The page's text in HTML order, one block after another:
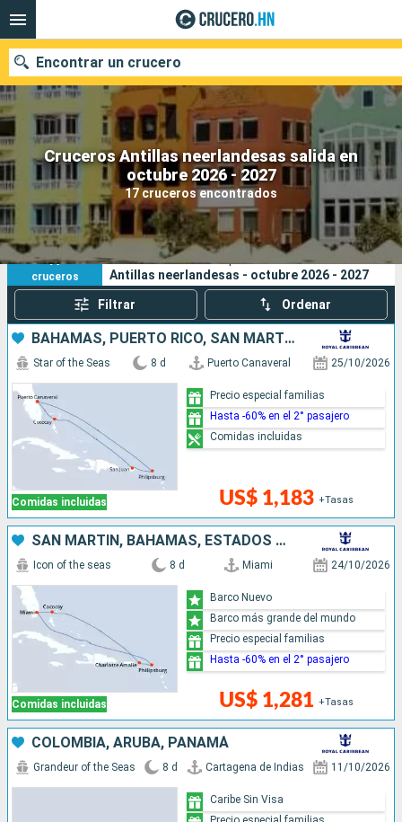
Cruceros Antillas neerlandesas salida en
octubre 2026 - 2027
17 cruceros encontrados
Encontrar un crucero
Nuestros destinos
Fecha de salida
Puertos Compañías
Buscar
17
cruceros
Sus criterios de búsqueda:
Antillas neerlandesas - octubre 2026 - 2027
Filtrar Ordenar
BAHAMAS, PUERTO RICO, SAN MARTÍN, ESTADOS UNIDOS
Comidas incluidas
Star of the Seas 8 d Puerto Canaveral 25/10/2026
US$ 1,183 +Tasas
Precio especial familias
Hasta -60% en el 2° pasajero
Comidas incluidas
SAN MARTÍN, BAHAMAS, ESTADOS UNIDOS
Comidas incluidas
Icon of the seas 8 d Miami 24/10/2026
US$ 1,281 +Tasas
Barco Nuevo
Barco más grande del mundo
Precio especial familias
Hasta -60% en el 2° pasajero
COLOMBIA, ARUBA, PANAMÁ
Grandeur of the Seas 8 d Cartagena de Indias 11/10/2026
Caribe Sin Visa